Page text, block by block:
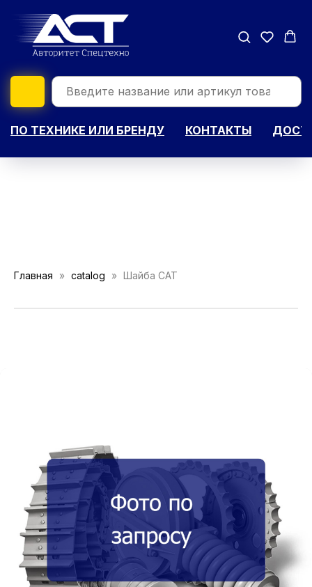
ПО ТЕХНИКЕ ИЛИ БРЕНДУ КОНТАКТЫ
Главная catalog Шайба САТ